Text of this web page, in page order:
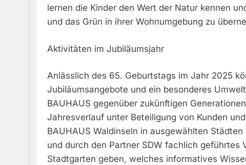
lernen die Kinder den Wert der Natur kennen
und das Grün in ihrer Wohnumgebung zu
Aktivitäten im Jubiläumsjahr
Anlässlich des 65. Geburtstags im Jahr 2025
Jubiläumsangebote und ein besonderes
BAUHAUS gegenüber zukünftigen
Jahresverlauf unter Beteiligung von Kunden
BAUHAUS Waldinseln in ausgewählten
und durch den Partner SDW fachlich geführtes
Stadtgarten geben, welches informatives